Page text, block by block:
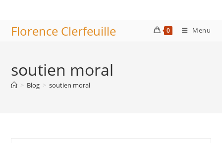
contentFlorence Clerfeuille 0 Menu
soutien moral
> Blog > soutien moral